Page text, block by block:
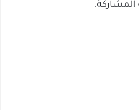
المشاركة.